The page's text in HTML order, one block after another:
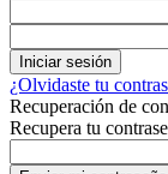
¿Olvidaste tu
Recuperación de
Recupera tu